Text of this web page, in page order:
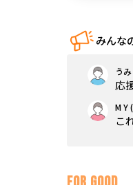
みんな
うみ
応
M Y
こ